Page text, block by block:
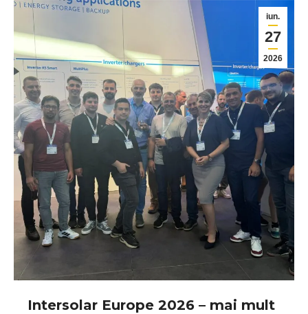
iun.
27
2026
Intersolar Europe 2026 – mai mult